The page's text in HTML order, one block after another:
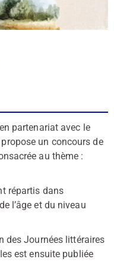
partenariat avec le
un concours de
au thème :
répartis dans
l’âge et du niveau
des Journées littéraires
est ensuite publiée